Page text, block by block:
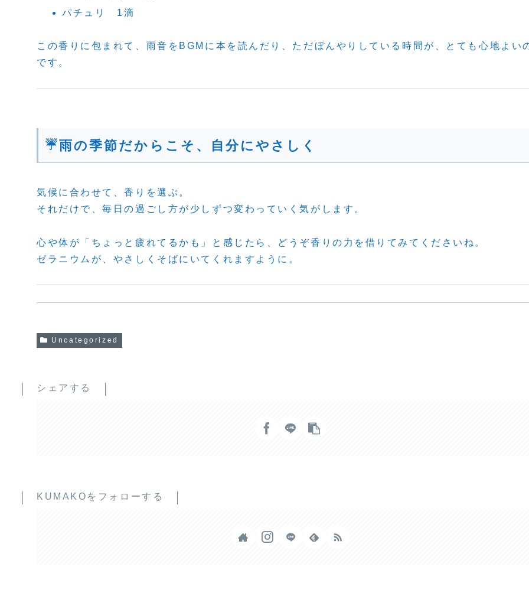
パチュリ 1滴
この香りに包まれて、雨音をBGMに本を読んだり、ただぼんやりしている時間が、とても心地よい
です。
☔雨の季節だからこそ、自分にやさしく
気候に合わせて、香りを選ぶ。
それだけで、毎日の過ごし方が少しずつ変わっていく気がします。
心や体が「ちょっと疲れてるかも」と感じたら、どうぞ香りの力を借りてみてくださいね。
ゼラニウムが、やさしくそばにいてくれますように。
Uncategorized
シェアする
KUMAKOをフォローする